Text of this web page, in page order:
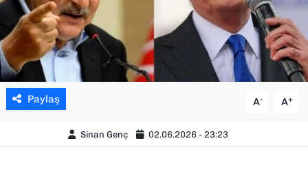
Paylaş A- A+
Sinan Genç 02.06.2026 - 23:23
YAŞAM
YEREL YÖNETİMLER